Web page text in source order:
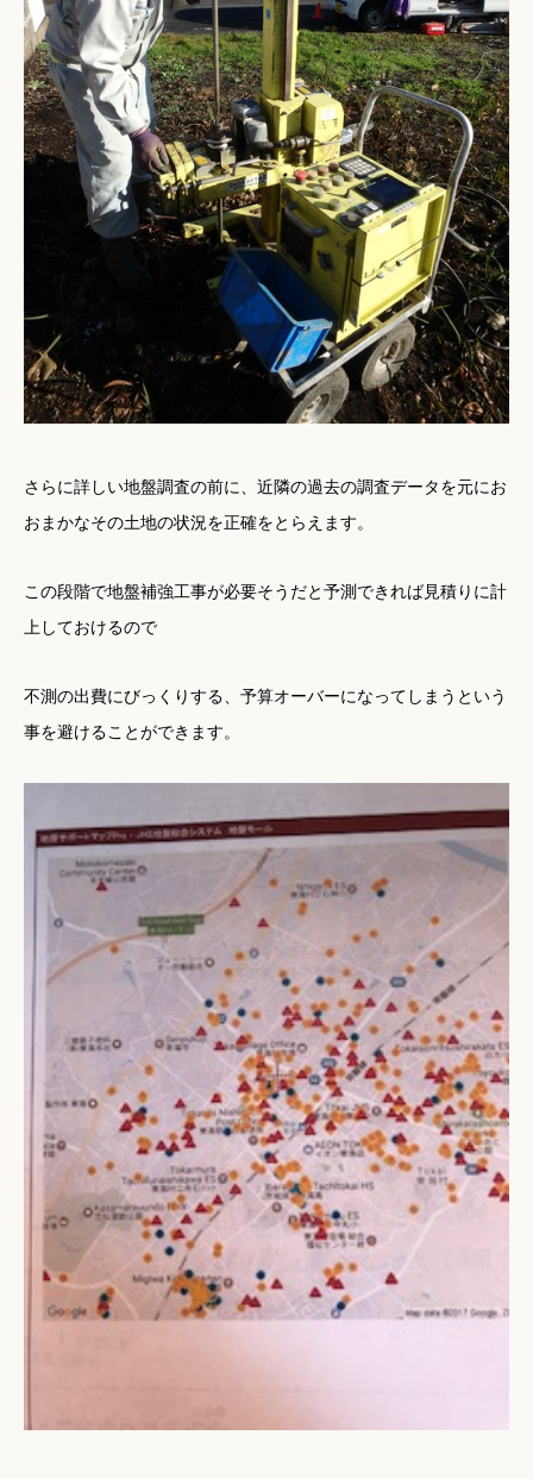
さらに詳しい地盤調査の前に、近隣の過去の調査データを元にお
おまかなその土地の状況を正確をとらえます。
この段階で地盤補強工事が必要そうだと予測できれば見積りに計
上しておけるので
不測の出費にびっくりする、予算オーバーになってしまうという
事を避けることができます。